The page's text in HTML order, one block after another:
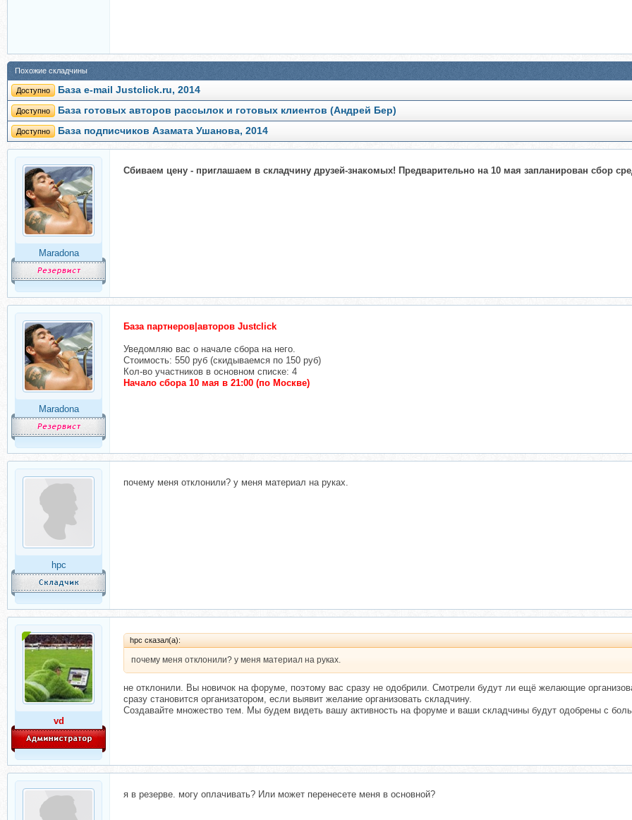
Похожие складчины
Доступно База e-mail Justclick.ru, 2014
Доступно База готовых авторов рассылок и готовых клиентов (Андрей Бер)
Доступно База подписчиков Азамата Ушанова, 2014
Maradona
Сбиваем цену - приглашаем в складчину друзей-знакомых! Предварительно на 10 мая запланирован сбор
Maradona
База партнеров|авторов Justclick
Уведомляю вас о начале сбора на него.
Стоимость: 550 руб (скидываемся по 150 руб)
Кол-во участников в основном списке: 4
Начало сбора 10 мая в 21:00 (по Москве)
hpc
почему меня отклонили? у меня материал на руках.
vd
hpc сказал(а):
почему меня отклонили? у меня материал на руках.
не отклонили. Вы новичок на форуме, поэтому вас сразу не одобрили. Смотрели будут ли ещё желающие
сразу становится организатором, если выявит желание организовать складчину.
Создавайте множество тем. Мы будем видеть вашу активность на форуме и ваши складчины будут одобрены с
я в резерве. могу оплачивать? Или может перенесете меня в основной?